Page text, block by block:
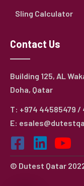
Sling Calculator
Contact Us
Building 125, AL
Doha, Qatar
T: +974 44585479 /
E:
© Dutest Qatar